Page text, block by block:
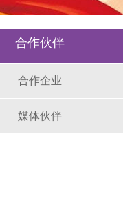
合作伙伴
合作企业
媒体伙伴